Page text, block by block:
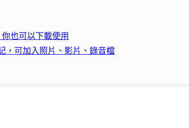
也可以下載使用
，可加入照片、影片、錄音檔